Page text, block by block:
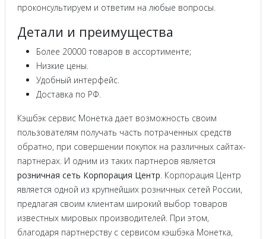
проконсультируем и ответим на любые вопросы.
Детали и преимущества
Более 20000 товаров в ассортименте;
Низкие цены.
Удобный интерфейс.
Доставка по РФ.
Кэшбэк сервис Монетка дает возможность своим
пользователям получать часть потраченных средств
обратно, при совершении покупок на различных сайтах-
партнерах. И одним из таких партнеров является
розничная сеть Корпорация Центр. Корпорация Центр
является одной из крупнейших розничных сетей России,
предлагая своим клиентам широкий выбор товаров
известных мировых производителей. При этом,
благодаря партнерству с сервисом кэшбэка Монетка,